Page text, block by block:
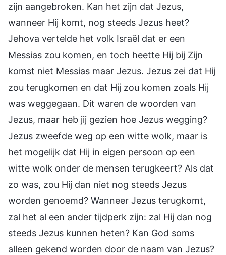
zijn aangebroken. Kan het zijn dat Jezus,
wanneer Hij komt, nog steeds Jezus heet?
Jehova vertelde het volk Israël dat er een
Messias zou komen, en toch heette Hij bij Zijn
komst niet Messias maar Jezus. Jezus zei dat Hij
zou terugkomen en dat Hij zou komen zoals Hij
was weggegaan. Dit waren de woorden van
Jezus, maar heb jij gezien hoe Jezus wegging?
Jezus zweefde weg op een witte wolk, maar is
het mogelijk dat Hij in eigen persoon op een
witte wolk onder de mensen terugkeert? Als dat
zo was, zou Hij dan niet nog steeds Jezus
worden genoemd? Wanneer Jezus terugkomt,
zal het al een ander tijdperk zijn: zal Hij dan nog
steeds Jezus kunnen heten? Kan God soms
alleen gekend worden door de naam van Jezus?